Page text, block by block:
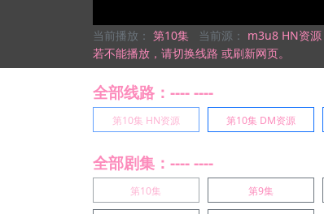
当前播放： 第10集 当前源： m3u8 HN资源
若不能播放， 请切换线路 或刷新网页。
全部线路：---- ----
第10集 HN资源 第10集 DM资源
全部剧集：---- ----
第10集 第9集